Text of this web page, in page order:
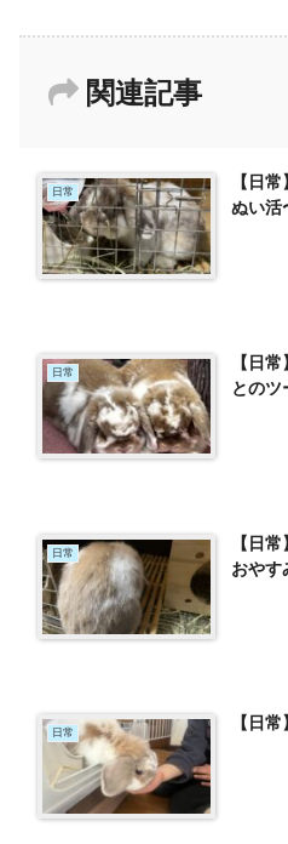
関連記事
日常
【日
ぬい活
日常
【日
とのツ
日常
【日
おやす
日常 【日